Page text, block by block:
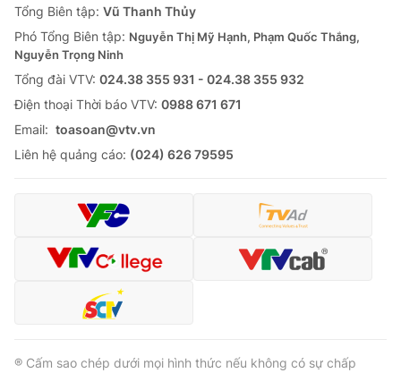
Tổng Biên tập: Vũ Thanh Thủy
Phó Tổng Biên tập: Nguyễn Thị Mỹ Hạnh, Phạm Quốc Thắng,
Nguyễn Trọng Ninh
Tổng đài VTV: 024.38 355 931 - 024.38 355 932
Ðiện thoại Thời báo VTV: 0988 671 671
Email: toasoan@vtv.vn
Liên hệ quảng cáo: (024) 626 79595
® Cấm sao chép dưới mọi hình thức nếu không có sự chấp